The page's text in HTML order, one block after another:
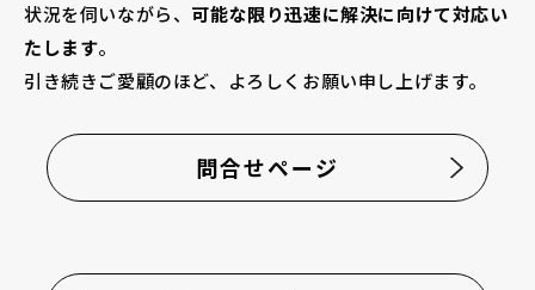
状況を伺いながら、 可能な限り迅速に解決に向けて対応い
たします。
引き続きご愛顧のほど、よろしくお願い申し上げます。
問合せページ